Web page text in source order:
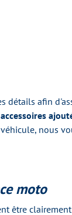
détails afin
accessoires
nous
moto
être